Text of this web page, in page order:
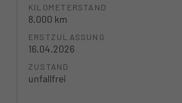
KILOMETERSTAND
8.000 km
ERSTZULASSUNG
16.04.2026
ZUSTAND
unfallfrei